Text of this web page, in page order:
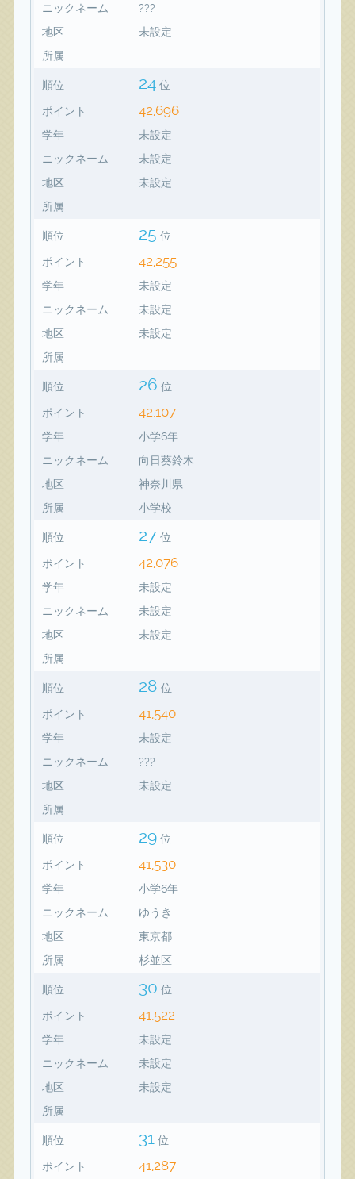
ニックネーム
???
地区
未設定
所属
順位 24 位
ポイント 42,696
学年
未設定
ニックネーム
未設定
地区
未設定
所属
順位 25 位
ポイント 42,255
学年
未設定
ニックネーム
未設定
地区
未設定
所属
順位 26 位
ポイント 42,107
学年
小学6年
ニックネーム
向日葵鈴木
地区
神奈川県
所属
小学校
順位 27 位
ポイント 42,076
学年
未設定
ニックネーム
未設定
地区
未設定
所属
順位 28 位
ポイント 41,540
学年
未設定
ニックネーム
???
地区
未設定
所属
順位 29 位
ポイント 41,530
学年
小学6年
ニックネーム
ゆうき
地区
東京都
所属
杉並区
順位 30 位
ポイント 41,522
学年
未設定
ニックネーム
未設定
地区
未設定
所属
順位 31 位
ポイント 41,287